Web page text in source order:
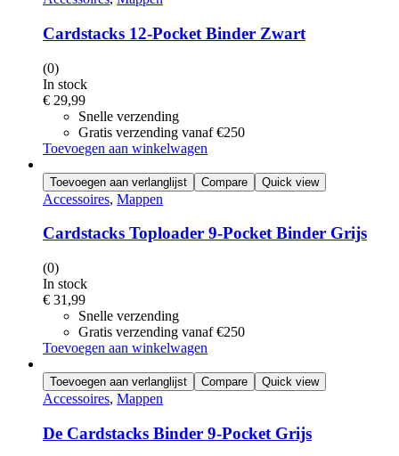
Cardstacks 12-Pocket Binder Zwart
(0)
In stock
€ 29,99
Snelle verzending
Gratis verzending vanaf €250
Toevoegen aan winkelwagen
Toevoegen aan verlanglijst Compare Quick view
Accessoires, Mappen
Cardstacks Toploader 9-Pocket Binder Grijs
(0)
In stock
€ 31,99
Snelle verzending
Gratis verzending vanaf €250
Toevoegen aan winkelwagen
Toevoegen aan verlanglijst Compare Quick view
Accessoires, Mappen
De Cardstacks Binder 9-Pocket Grijs